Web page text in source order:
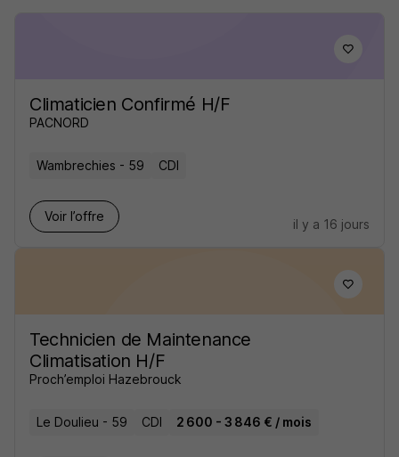
Climaticien Confirmé H/F
PACNORD
Wambrechies - 59 CDI
Voir l’offre
il y a 16 jours
Technicien de Maintenance
Climatisation H/F
Proch’emploi Hazebrouck
Le Doulieu - 59 CDI 2 600 - 3 846 € / mois